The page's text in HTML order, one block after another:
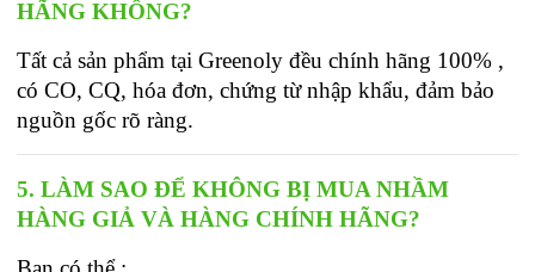
HÃNG KHÔNG?
Tất cả sản phẩm tại Greenoly đều chính hãng 100% ,
có CO, CQ, hóa đơn, chứng từ nhập khẩu, đảm bảo
nguồn gốc rõ ràng.
5. LÀM SAO ĐỂ KHÔNG BỊ MUA NHẦM
HÀNG GIẢ VÀ HÀNG CHÍNH HÃNG?